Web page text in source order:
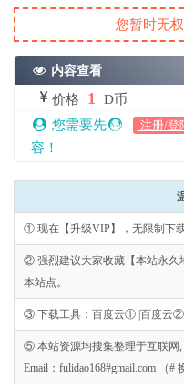
您暂时无
内容查看
价格 1
D币
您需要先
注册/登
容！
① 现在【升级VIP】，无限制下
② 强烈建议大家收藏【本站永久
本站点。
③ 下载工具：百度云① |百度云② |
⑤ 本站资源均搜集整理于互联网,
Email：fulidao168#gmail.com （#